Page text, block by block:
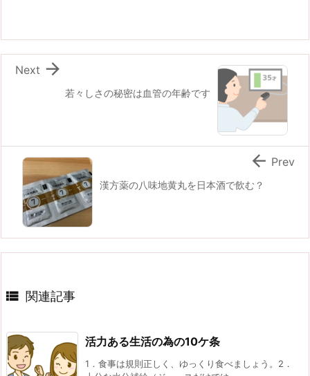
若々しさの秘密は血管の年齢です

Next
漢方薬の八味地黄丸を日本酒で飲む？
 Prev
 関連記事
活力ある生活の為の10ケ条
1．食事は規則正しく、ゆっくり食べましょう。2．